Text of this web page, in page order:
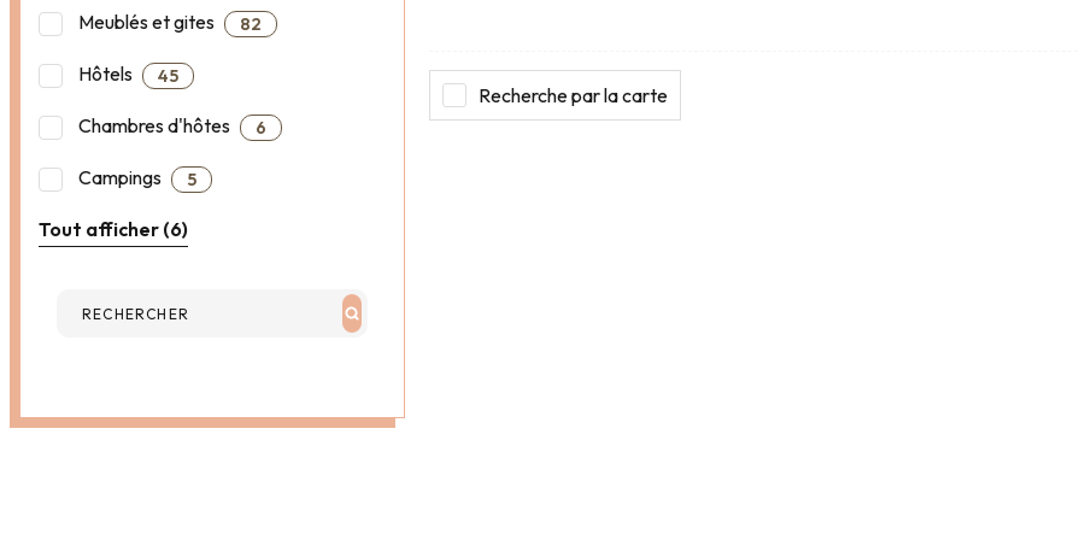
Meublés et gites 82
Hôtels 45
Chambres d'hôtes 6
Campings 5
Tout afficher (6)
Recherche par la carte